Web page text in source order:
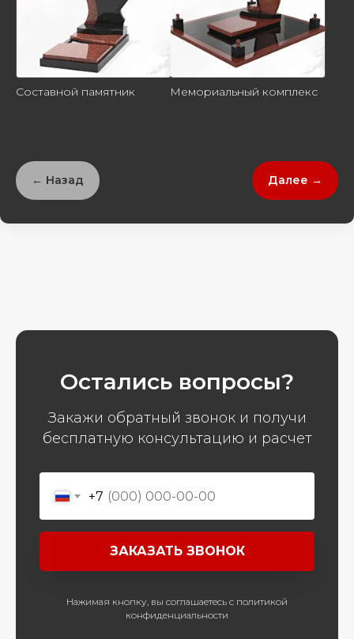
Составной памятник Мемориальный комплекс
← Назад Далее →
Остались вопросы?
Закажи обратный звонок и получи
бесплатную консультацию и расчет
+7
ЗАКАЗАТЬ ЗВОНОК
Нажимая кнопку, вы соглашаетесь с политикой
конфиденциальности